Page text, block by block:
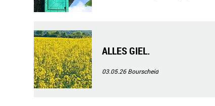
ALLES GIEL.
03.05.26Bourscheid